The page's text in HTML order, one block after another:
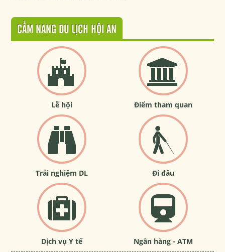
CẨM NANG DU LỊCH HỘI AN
Lễ hội Điểm tham quan
Trải nghiệm DL Đi đâu
Dịch vụ Y tế Ngân hàng - ATM